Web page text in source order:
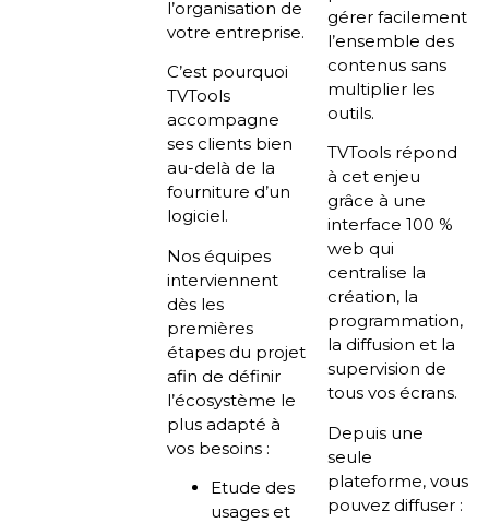
l’organisation de
votre entreprise.
C’est pourquoi
TVTools
accompagne
ses clients bien
au-delà de la
fourniture d’un
logiciel.
Nos équipes
interviennent
dès les
premières
étapes du projet
afin de définir
l’écosystème le
plus adapté à
vos besoins :
Etude des
usages et
gérer facilement
l’ensemble des
contenus sans
multiplier les
outils.
TVTools répond
à cet enjeu
grâce à une
interface 100 %
web qui
centralise la
création, la
programmation,
la diffusion et la
supervision de
tous vos écrans.
Depuis une
seule
plateforme, vous
pouvez diffuser :